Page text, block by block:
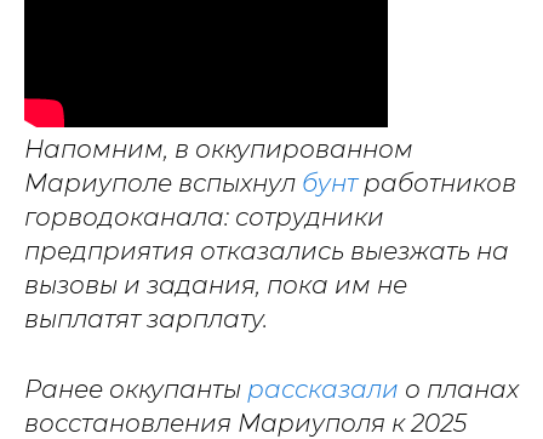
Напомним, в оккупированном
Мариуполе вспыхнул бунтработников
горводоканала: сотрудники
предприятия отказались выезжать на
вызовы и задания, пока им не
выплатят зарплату.
Ранее оккупанты рассказали о планах
восстановления Мариуполя к 2025